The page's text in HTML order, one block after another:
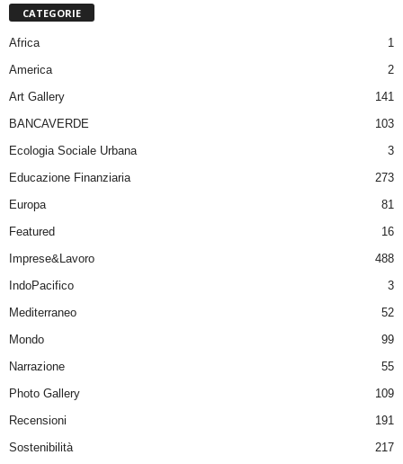
CATEGORIE
Africa
1
America
2
Art Gallery
141
BANCAVERDE
103
Ecologia Sociale Urbana
3
Educazione Finanziaria
273
Europa
81
Featured
16
Imprese&Lavoro
488
IndoPacifico
3
Mediterraneo
52
Mondo
99
Narrazione
55
Photo Gallery
109
Recensioni
191
Sostenibilità
217